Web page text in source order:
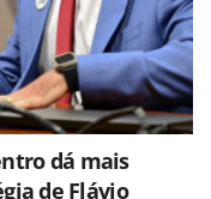
dá mais
de Flávio